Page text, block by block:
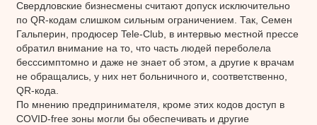
Свердловские бизнесмены считают допуск исключительно
по QR-кодам слишком сильным ограничением. Так, Семен
Гальперин, продюсер Tele-Club, в интервью местной прессе
обратил внимание на то, что часть людей переболела
бесссимптомно и даже не знает об этом, а другие к врачам
не обращались, у них нет больничного и, соответственно,
QR-кода.
По мнению предпринимателя, кроме этих кодов доступ в
COVID-free зоны могли бы обеспечивать и другие